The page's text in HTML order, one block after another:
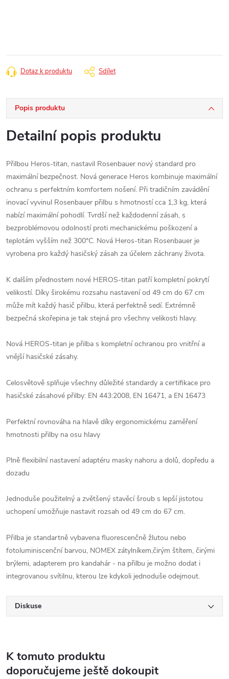
Dotaz k produktu Sdílet
Popis produktu
Detailní popis produktu
Přilbou Heros-titan, nastavil Rosenbauer nový standard pro
maximální bezpečnost. Nová generace Heros kombinuje maximální
ochranu s perfektním komfortem nošení. Při tradičním zavádění
inovací vyvinul Rosenbauer přilbu s hmotností cca 1,3 kg, která
nabízí maximální pohodlí. Tvrdší než každodenní zásah, s
bezproblémovou odolností proti mechanickému poškození a
teplotám vyšším než 300°C. Nová Heros-titan Rosenbauer je
vyrobena pro každý hasičský zásah za účelem záchrany života.
K dalším přednostem nové HEROS-titan patří kompletní pokrytí
velikostí. Díky širokému rozsahu nastavení od 49 cm do 67 cm
může mít každý hasič přilbu, která perfektně sedí. Extrémně
bezpečná skořepina je tak stejná pro všechny velikosti hlavy.
Nová HEROS-titan je přilba s kompletní ochranou pro vnitřní a
vnější hasičské zásahy.
Celosvětově splňuje všechny důležité standardy a certifikace pro
hasičské zásahové přilby: EN 443:2008, EN 16471, a EN 16473
Perfektní rovnováha na hlavě díky ergonomickému zaměření
hmotnosti přilby na osu hlavy
Plně flexibilní nastavení adaptéru masky nahoru a dolů, dopředu a
dozadu
Jednoduše použitelný a zvětšený stavěcí šroub s lepší jistotou
uchopení umožňuje nastavit rozsah od 49 cm do 67 cm.
Přilba je standartně vybavena fluorescenčně žlutou nebo
fotoluminiscenční barvou, NOMEX zátylníkem,čirým štítem, čirými
brýlemi, adapterem pro kandahár - na přilbu je možno dodat i
integrovanou svítilnu, kterou lze kdykoli jednoduše odejmout.
Diskuse
K tomuto produktu
doporučujeme ještě dokoupit